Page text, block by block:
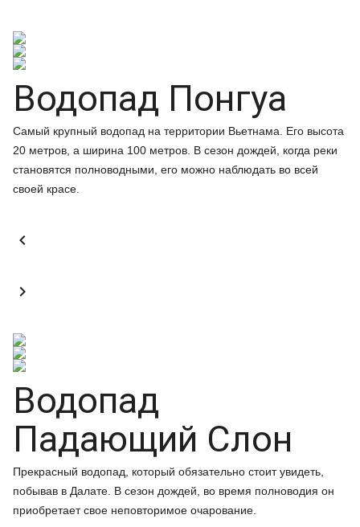
Водопад Понгуа
Самый крупный водопад на территории Вьетнама. Его высота
20 метров, а ширина 100 метров. В сезон дождей, когда реки
становятся полноводными, его можно наблюдать во всей
своей красе.


Водопад
Падающий Слон
Прекрасный водопад, который обязательно стоит увидеть,
побывав в Далате. В сезон дождей, во время полноводия он
приобретает свое неповторимое очарование.